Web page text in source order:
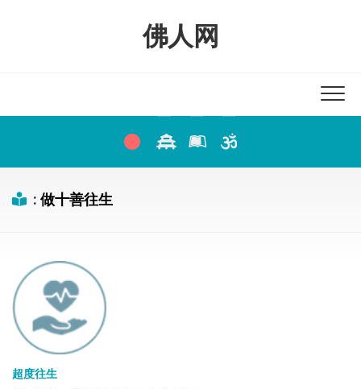
佛人网
: 做十善往生
超度往生